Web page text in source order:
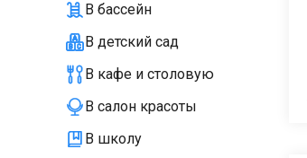
В бассейн
В детский сад
В кафе и столовую
В салон красоты
В школу